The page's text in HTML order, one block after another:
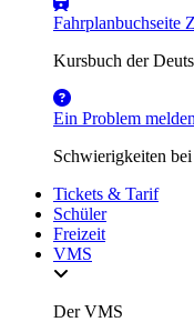
Fahrplanbuchseite
Kursbuch der
Ein Problem melden
Schwierigkeiten
Tickets & Tarif
Schüler
Freizeit
VMS
Der VMS